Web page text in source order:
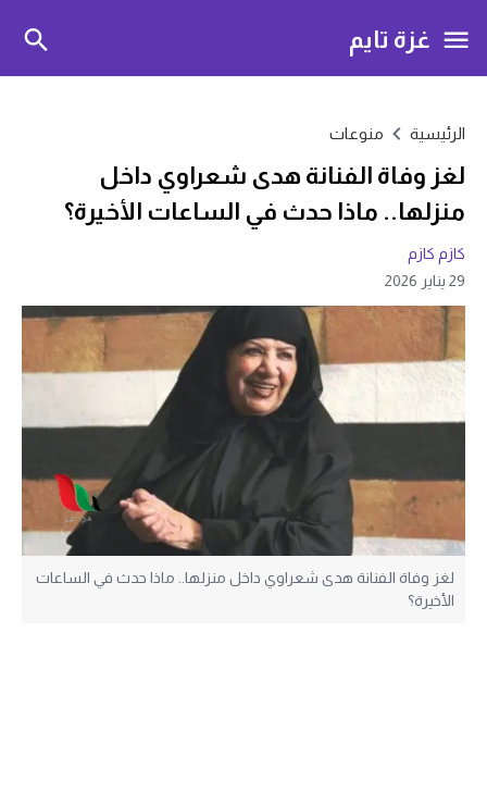
غزة تايم
الرئيسية منوعات
لغز وفاة الفنانة هدى شعراوي داخل
منزلها.. ماذا حدث في الساعات الأخيرة؟
كازم كازم
29 يناير 2026
لغز وفاة الفنانة هدى شعراوي داخل منزلها.. ماذا حدث في الساعات
الأخيرة؟